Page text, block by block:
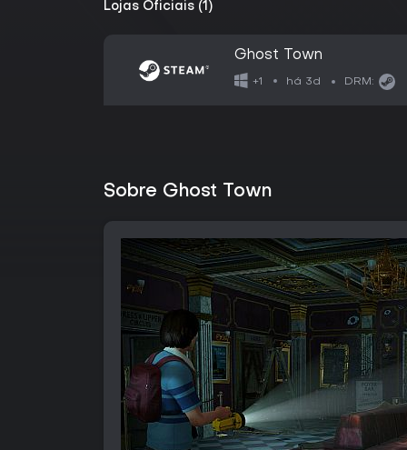
Lojas Oficiais (1)
Ghost Town
+1 há 3d DRM:
Sobre Ghost Town